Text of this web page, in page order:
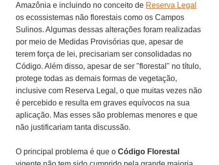
Amazônia e incluindo no conceito de Reserva Legal
os ecossistemas não florestais como os Campos
Sulinos. Algumas dessas alterações foram realizadas
por meio de Medidas Provisórias que, apesar de
terem força de lei, precisariam ser consolidadas no
Código. Além disso, apesar de ser "florestal" no título,
protege todas as demais formas de vegetação,
inclusive com Reserva Legal, o que muitas vezes não
é percebido e resulta em graves equívocos na sua
aplicação. Mas esses são problemas menores e que
não justificariam tanta discussão.
O principal problema é que oCódigo Florestal